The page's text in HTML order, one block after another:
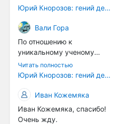
более позднего
европейского способа
градуирования высотной
шкалы. В его основе лежит
открытие частичных тонов.
... В такой системе часть
содержит в себе целое, т.е.
все остальные части и
закон их соотношения. Не
часть есть проекция
целого (как в звуковой
Юрий Кнорозов: гений дешифровки
Вали Гора
По отношению к
уникальному ученому
Светлане Жарниковой
были применены схожие
защитила кандидатскую
диссертацию (ей даже
хотели сразу дать
Читать полностью
Юрий Кнорозов: гений дешифровки
Иван Кожемяка
Иван Кожемяка, спасибо!
Очень жду.